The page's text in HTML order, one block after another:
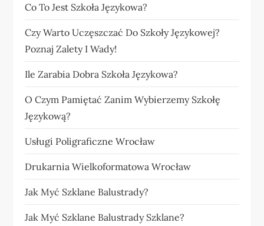
Co To Jest Szkoła Językowa?
Czy Warto Uczęszczać Do Szkoły Językowej?
Poznaj Zalety I Wady!
Ile Zarabia Dobra Szkoła Językowa?
O Czym Pamiętać Zanim Wybierzemy Szkołę
Językową?
Usługi Poligraficzne Wrocław
Drukarnia Wielkoformatowa Wrocław
Jak Myć Szklane Balustrady?
Jak Myć Szklane Balustrady Szklane?